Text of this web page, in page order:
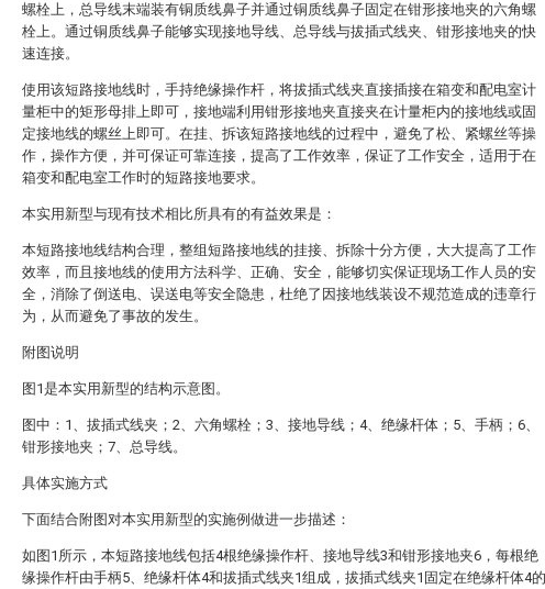
螺栓上，总导线末端装有铜质线鼻子并通过铜质线鼻子固定在钳形接地夹的六角螺
栓上。通过铜质线鼻子能够实现接地导线、总导线与拔插式线夹、钳形接地夹的快
速连接。
使用该短路接地线时，手持绝缘操作杆，将拔插式线夹直接插接在箱变和配电室计
量柜中的矩形母排上即可，接地端利用钳形接地夹直接夹在计量柜内的接地线或固
定接地线的螺丝上即可。在挂、拆该短路接地线的过程中，避免了松、紧螺丝等操
作，操作方便，并可保证可靠连接，提高了工作效率，保证了工作安全，适用于在
箱变和配电室工作时的短路接地要求。
本实用新型与现有技术相比所具有的有益效果是：
本短路接地线结构合理，整组短路接地线的挂接、拆除十分方便，大大提高了工作
效率，而且接地线的使用方法科学、正确、安全，能够切实保证现场工作人员的安
全，消除了倒送电、误送电等安全隐患，杜绝了因接地线装设不规范造成的违章行
为，从而避免了事故的发生。
附图说明
图1是本实用新型的结构示意图。
图中：1、拔插式线夹；2、六角螺栓；3、接地导线；4、绝缘杆体；5、手柄；6、
钳形接地夹；7、总导线。
具体实施方式
下面结合附图对本实用新型的实施例做进一步描述：
如图1所示，本短路接地线包括4根绝缘操作杆、接地导线3和钳形接地夹6，每根绝
缘操作杆由手柄5、绝缘杆体4和拔插式线夹1组成，拔插式线夹1固定在绝缘杆体4的